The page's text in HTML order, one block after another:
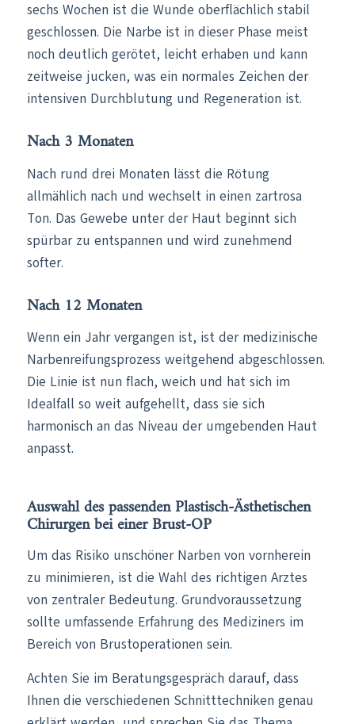
sechs Wochen ist die Wunde oberflächlich stabil
geschlossen. Die Narbe ist in dieser Phase meist
noch deutlich gerötet, leicht erhaben und kann
zeitweise jucken, was ein normales Zeichen der
intensiven Durchblutung und Regeneration ist.
Nach 3 Monaten
Nach rund drei Monaten lässt die Rötung
allmählich nach und wechselt in einen zartrosa
Ton. Das Gewebe unter der Haut beginnt sich
spürbar zu entspannen und wird zunehmend
softer.
Nach 12 Monaten
Wenn ein Jahr vergangen ist, ist der medizinische
Narbenreifungsprozess weitgehend abgeschlossen.
Die Linie ist nun flach, weich und hat sich im
Idealfall so weit aufgehellt, dass sie sich
harmonisch an das Niveau der umgebenden Haut
anpasst.
Auswahl des passenden Plastisch-Ästhetischen
Chirurgen bei einer Brust-OP
Um das Risiko unschöner Narben von vornherein
zu minimieren, ist die Wahl des richtigen Arztes
von zentraler Bedeutung. Grundvoraussetzung
sollte umfassende Erfahrung des Mediziners im
Bereich von Brustoperationen sein.
Achten Sie im Beratungsgespräch darauf, dass
Ihnen die verschiedenen Schnitttechniken genau